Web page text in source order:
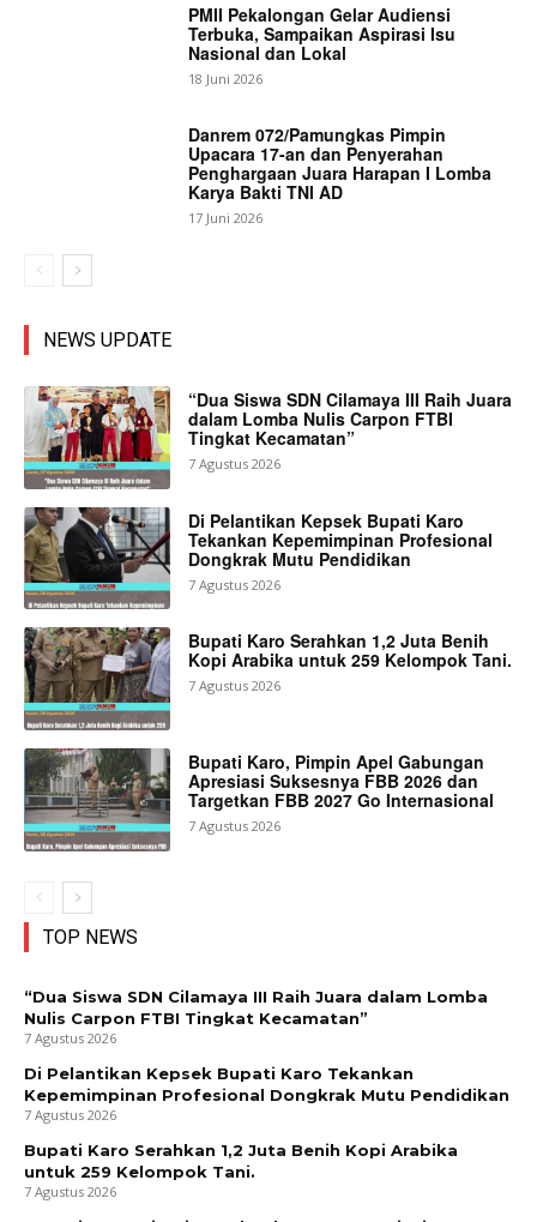
PMII Pekalongan Gelar Audiensi
Terbuka, Sampaikan Aspirasi Isu
Nasional dan Lokal
18 Juni 2026
Danrem 072/Pamungkas Pimpin
Upacara 17-an dan Penyerahan
Penghargaan Juara Harapan I Lomba
Karya Bakti TNI AD
17 Juni 2026
NEWS UPDATE
“Dua Siswa SDN Cilamaya III Raih Juara
dalam Lomba Nulis Carpon FTBI
Tingkat Kecamatan”
7 Agustus 2026
Di Pelantikan Kepsek Bupati Karo
Tekankan Kepemimpinan Profesional
Dongkrak Mutu Pendidikan
7 Agustus 2026
Bupati Karo Serahkan 1,2 Juta Benih
Kopi Arabika untuk 259 Kelompok Tani.
7 Agustus 2026
Bupati Karo, Pimpin Apel Gabungan
Apresiasi Suksesnya FBB 2026 dan
Targetkan FBB 2027 Go Internasional
7 Agustus 2026
TOP NEWS
“Dua Siswa SDN Cilamaya III Raih Juara dalam Lomba
Nulis Carpon FTBI Tingkat Kecamatan”
7 Agustus 2026
Di Pelantikan Kepsek Bupati Karo Tekankan
Kepemimpinan Profesional Dongkrak Mutu Pendidikan
7 Agustus 2026
Bupati Karo Serahkan 1,2 Juta Benih Kopi Arabika
untuk 259 Kelompok Tani.
7 Agustus 2026